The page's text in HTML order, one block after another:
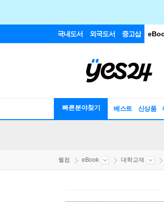
국내도서 외국도서 중고샵
빠른분야찾기 베스트 신상품
웰컴 eBook 대학교재